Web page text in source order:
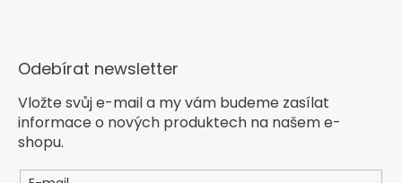
Odebírat newsletter
Vložte svůj e-mail a my vám budeme zasílat
informace o nových produktech na našem e-
shopu.